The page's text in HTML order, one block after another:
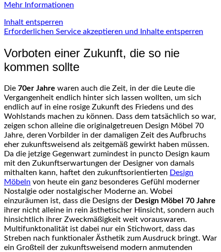
Mehr Informationen
Inhalt entsperren
Erforderlichen Service akzeptieren und Inhalte entsperren
Vorboten einer Zukunft, die so nie
kommen sollte
Die 70er Jahre waren auch die Zeit, in der die Leute die
Vergangenheit endlich hinter sich lassen wollten, um sich
endlich auf in eine rosige Zukunft des Friedens und des
Wohlstands machen zu können. Dass dem tatsächlich so war,
zeigen schon alleine die originalgetreuen Design Möbel 70
Jahre, deren Vorbilder in der damaligen Zeit des Aufbruchs
eher zukunftsweisend als zeitgemäß gewirkt haben müssen.
Da die jetzige Gegenwart zumindest in puncto Design kaum
mit den Zukunftserwartungen der Designer von damals
mithalten kann, haftet den zukunftsorientierten Design
Möbeln von heute ein ganz besonderes Gefühl moderner
Nostalgie oder nostalgischer Moderne an. Wobei
einzuräumen ist, dass die Designs der Design Möbel 70 Jahre
ihrer nicht alleine in rein ästhetischer Hinsicht, sondern auch
hinsichtlich ihrer Zweckmäßigkeit weit vorauswaren.
Multifunktonalität ist dabei nur ein Stichwort, dass das
Streben nach funktionaler Ästhetik zum Ausdruck bringt. War
ein Großteil der zukunftsweisend modern anmutenden